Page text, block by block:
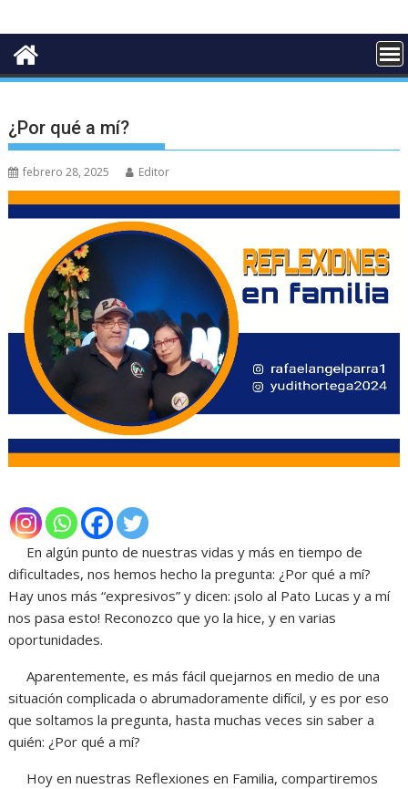
¿Por qué a mí?
febrero 28, 2025 Editor
En algún punto de nuestras vidas y más en tiempo de
dificultades, nos hemos hecho la pregunta: ¿Por qué a mí?
Hay unos más “expresivos” y dicen: ¡solo al Pato Lucas y a mí
nos pasa esto! Reconozco que yo la hice, y en varias
oportunidades.
Aparentemente, es más fácil quejarnos en medio de una
situación complicada o abrumadoramente difícil, y es por eso
que soltamos la pregunta, hasta muchas veces sin saber a
quién: ¿Por qué a mí?
Hoy en nuestras Reflexiones en Familia, compartiremos